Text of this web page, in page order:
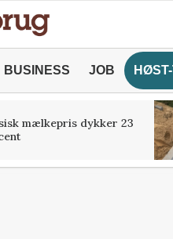
BUSINESS JOB
mælkepris dykker 23